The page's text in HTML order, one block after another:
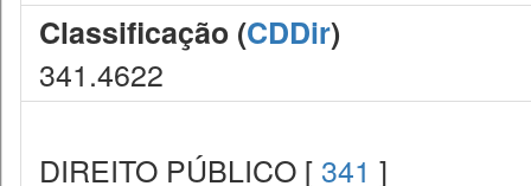
Classificação (CDDir)
341.4622
DIREITO PÚBLICO [ 341 ]